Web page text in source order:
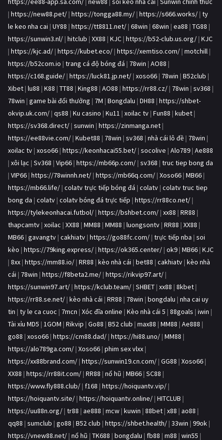
| https://new88.pet/ | https://tongga88.my/ | https://s666.works/ | ty
le keo nha cai | UY88 | https://tt8811.net/ | 68win | 68win | ea88 | TG88 |
https://sunwin3.nl/ | hitclub | XX88 | KJC | https://b52-club.us.org/ | KJC
| https://kjc.ad/ | https://kubet.eco/ | https://xemtiso.com/ | motchill |
https://b52com.io | trang cá độ bóng đá | 78win | AO88 |
https://c168.guide/ | https://luck81.jp.net/ | xoso66 | 78win | B52club |
Xibet | lu88 | K88 | TT88 | King88 | AO88 | https://rr88.cz/ | 78win | sv368 |
78win | game bài đổi thưởng | 7M | Bongdalu | DH88 | https://shbet-
okvip.uk.com/ | qs88 | Ku casino | Ku11 | xoilac tv | Fun88 | kubet |
https://sv368.direct/ | sunwin | https://zinmanga.net |
https://ee88vie.com/ | Kubet88 | 78win | sv368 | nhà cái lô đề | 78win |
xoilac tv | xoso66 | https://keonhacai55.bet/ | socolive | Alo789 | Ae888
| xôi lạc | Sv368 | Vip66 | https://mb66p.com/ | sv368 | truc tiep bong da
| VIP66 | https://78winnh.net/ | https://mb66q.com/ | Xoso66 | MB66 |
https://mb66.life/ | colatv trực tiếp bóng đá | colatv | colatv truc tiep
bong da | colatv | colatv bóng đá trực tiếp | https://rr88co.net/ |
https://tylekeonhacai.futbol/ | https://bshbet.com/ | xx88 | RR88 |
thapcamtv | xoilac | XX88 | MM88 | MM88 | luongsontv | RR88 | XX88 |
MB66 | gavangtv | cakhiatv | https://go88fc.com/ | trực tiếp nba | soi
kèo | https://79king.express/ | https://ok365.center/ | ok9 | MB66 | KJC
| 8xx | https://mm88.io/ | RR88 | kèo nhà cái | bet88 | cakhiatv | kèo nhà
cái | 78win | https://f8beta2.me/ | https://rikvip97.art/ |
https://sunwin97.art/ | https://kclub.team/ | SHBET | xx88 | 8kbet |
https://rr88.se.net/ | kèo nhà cái | RR88 | 78win | bongdalu | nha cai uy
tin | ty le ca cuoc | 7mcn | Xóc đĩa online | Kèo nhà cái 5 | 88goals | iwin |
Tài xỉu MD5 | 1GOM | Rikvip | Go88 | B52 club | max88 | MM88 | Ae888 |
go88 | xoso66 | https://cm88.dad/ | https://hi88.uno/ | MM88 |
https://alo789ga.com/ | Xoso66 | phim sex vlxx |
https://xx88brand.com/ | https://sunwin19.cn.com/ | GG88 | Xoso66 |
XX88 | https://rr88it.com/ | RR88 | nổ hũ | MB66 | SC88 |
https://www.fly888.club/ | f168 | https://hoiquantv.vip/ |
https://hoiquantv.site/ | https://hoiquantv.online/ | HITCLUB |
https://uu88n.org/ | tr88 | ae888 | mcw | kuwin | 88bet | x88 | ao88 |
qq88 | sumclub | go88 | B52 club | https://shbet.health/ | 33win | 99ok |
https://vnew88.net/ | nổ hũ | TK688 | bongdalu | fb88 | m88 | win55 |